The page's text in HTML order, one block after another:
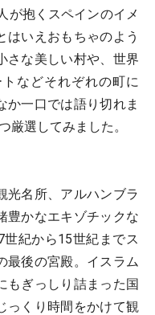
が抱くスペインのイメ
はいえおもちゃのよう
さな美しい村や、世界
などそれぞれの町に
か一口では語り切れま
厳選してみました。
光名所、アルハンブラ
豊かなエキゾチックな
紀から15世紀までス
最後の宮殿。イスラム
もぎっしり詰まった国
っくり時間をかけて観